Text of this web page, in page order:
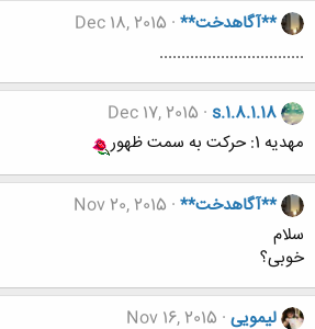
**آگاهدخت** Dec 18, 2015
.................................
s.1.8.1.18
Dec 17, 2015
مهدیه 1: حرکت به سمت ظهور
**آگاهدخت** Nov 20, 2015
سلام
خوبی؟
لیمویی Nov 16, 2015